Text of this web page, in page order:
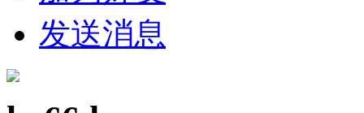
发送消息